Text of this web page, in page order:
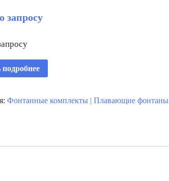
запросу
подробнее
Фонтанные комплекты | Плавающие фонтаны